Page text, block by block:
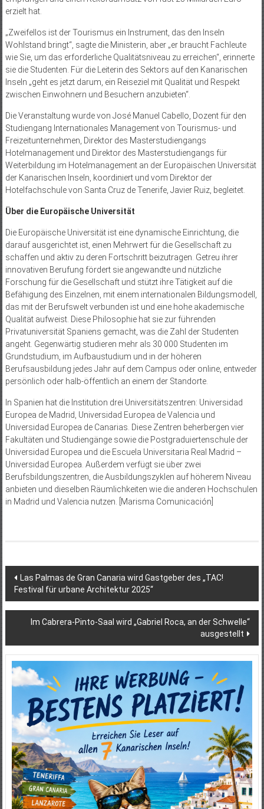
erzielt hat.
„Zweifellos ist der Tourismus ein Instrument, das den Inseln
Wohlstand bringt“, sagte die Ministerin, aber „er braucht Fachleute
wie Sie, um das erforderliche Qualitätsniveau zu erreichen“, erinnerte
sie die Studenten. Für die Leiterin des Sektors auf den Kanarischen
Inseln „geht es jetzt darum, ein Reiseziel mit Qualität und Respekt
zwischen Einwohnern und Besuchern anzubieten“.
Die Veranstaltung wurde von José Manuel Cabello, Dozent für den
Studiengang Internationales Management von Tourismus- und
Freizeitunternehmen, Direktor des Masterstudiengangs
Hotelmanagement und Direktor des Masterstudiengangs für
Weiterbildung im Hotelmanagement an der Europäischen Universität
der Kanarischen Inseln, koordiniert und vom Direktor der
Hotelfachschule von Santa Cruz de Tenerife, Javier Ruiz, begleitet.
Über die Europäische Universität
Die Europäische Universität ist eine dynamische Einrichtung, die
darauf ausgerichtet ist, einen Mehrwert für die Gesellschaft zu
schaffen und aktiv zu deren Fortschritt beizutragen. Getreu ihrer
innovativen Berufung fördert sie angewandte und nützliche
Forschung für die Gesellschaft und stützt ihre Tätigkeit auf die
Befähigung des Einzelnen, mit einem internationalen Bildungsmodell,
das mit der Berufswelt verbunden ist und eine hohe akademische
Qualität aufweist. Diese Philosophie hat sie zur führenden
Privatuniversität Spaniens gemacht, was die Zahl der Studenten
angeht. Gegenwärtig studieren mehr als 30 000 Studenten im
Grundstudium, im Aufbaustudium und in der höheren
Berufsausbildung jedes Jahr auf dem Campus oder online, entweder
persönlich oder halb-öffentlich an einem der Standorte.
In Spanien hat die Institution drei Universitätszentren: Universidad
Europea de Madrid, Universidad Europea de Valencia und
Universidad Europea de Canarias. Diese Zentren beherbergen vier
Fakultäten und Studiengänge sowie die Postgraduiertenschule der
Universidad Europea und die Escuela Universitaria Real Madrid –
Universidad Europea. Außerdem verfügt sie über zwei
Berufsbildungszentren, die Ausbildungszyklen auf höherem Niveau
anbieten und dieselben Räumlichkeiten wie die anderen Hochschulen
in Madrid und Valencia nutzen. [Marisma Comunicación]
Beitragsnavigation
Las Palmas de Gran Canaria wird Gastgeber des „TAC!
Festival für urbane Architektur 2025“
Im Cabrera-Pinto-Saal wird „Gabriel Roca, an der Schwelle“
ausgestellt